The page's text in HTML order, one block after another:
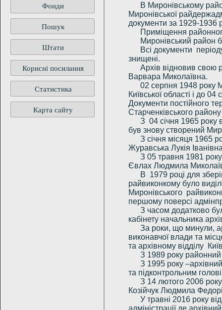
Фонди
Пошук
Штати
Корисні посилання
Статистика
Карта сайту
В Миронівському
Миронівської
документи за 1929-1936
Приміщення
Миронівський район
Всі документи
знищені.
Архів відновив свою
Варвара Миколаївна.
02 серпня 1948 року
Київської області і до
Документи постійного
Старченківського району
З 04 січня 1965 року
був знову створений
З січня місяця 1965
Журавська Лукія
З 05 травня 1981
Євлах Людмила
В 1979 році для
райвиконкому було
Миронівського
першому поверсі
З часом додатково
кабінету начальника
За роки, що минули,
виконавчої влади та
та архівному відділу
З 1989 року районний
З 1995 року
та підконтрольним
З 14 лютого 2006
Козійчук Людмила
У травні 2016 року